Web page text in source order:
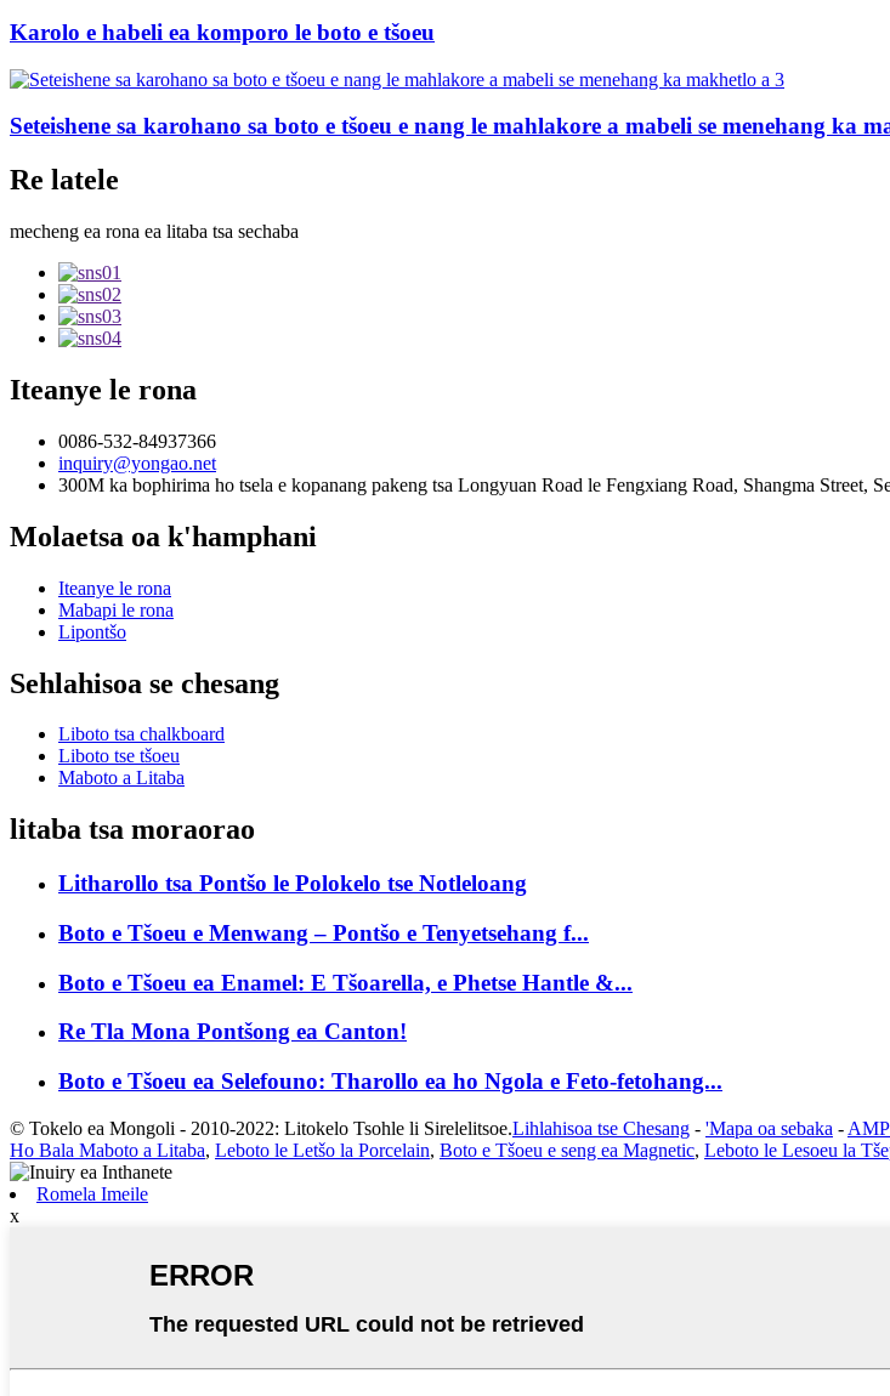
Karolo e habeli ea komporo le boto e tšoeu
Seteishene sa karohano sa boto e tšoeu e nang le mahlakore a mabeli se menehang ka
Re latele
mecheng ea rona ea litaba tsa sechaba
Iteanye le rona
0086-532-84937366
inquiry@yongao.net
300M ka bophirima ho tsela e kopanang pakeng tsa Longyuan Road le Fengxiang Road, Shangma Street,
Molaetsa oa k'hamphani
Iteanye le rona
Mabapi le rona
Lipontšo
Sehlahisoa se chesang
Liboto tsa chalkboard
Liboto tse tšoeu
Maboto a Litaba
litaba tsa moraorao
Litharollo tsa Pontšo le Polokelo tse Notleloang
Boto e Tšoeu e Menwang – Pontšo e Tenyetsehang f...
Boto e Tšoeu ea Enamel: E Tšoarella, e Phetse Hantle &...
Re Tla Mona Pontšong ea Canton!
Boto e Tšoeu ea Selefouno: Tharollo ea ho Ngola e Feto-fetohang...
© Tokelo ea Mongoli - 2010-2022: Litokelo Tsohle li Sirelelitsoe.Lihlahisoa tse Chesang - 'Mapa oa sebaka -
Ho Bala Maboto a Litaba, Leboto le Letšo la Porcelain, Boto e Tšoeu e seng ea Magnetic, Leboto le Lesoeu la
Romela Imeile
x